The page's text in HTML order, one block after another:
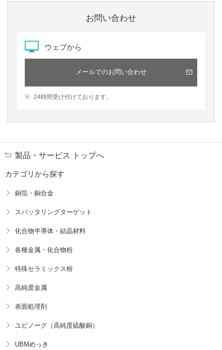
お問い合わせ
ウェブから
メールでのお問い合わせ
※ 24時間受け付けております。
製品・サービス トップへ
カテゴリから探す
銅箔・銅合金
スパッタリングターゲット
化合物半導体・結晶材料
各種金属・化合物粉
特殊セラミックス粉
高純度金属
表面処理剤
ユピノーグ（高純度硫酸銅）
UBMめっき